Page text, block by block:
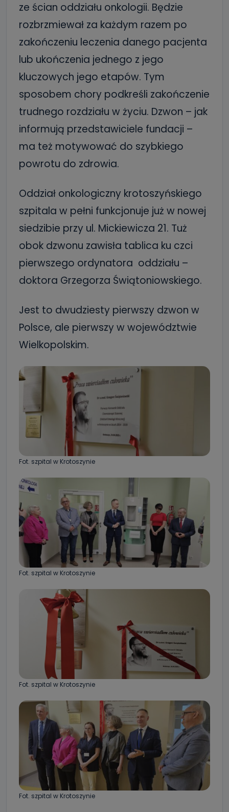
ze ścian oddziału onkologii. Będzie
rozbrzmiewał za każdym razem po
zakończeniu leczenia danego pacjenta
lub ukończenia jednego z jego
kluczowych jego etapów. Tym
sposobem chory podkreśli zakończenie
trudnego rozdziału w życiu. Dzwon – jak
informują przedstawiciele fundacji –
ma też motywować do szybkiego
powrotu do zdrowia.
Oddział onkologiczny krotoszyńskiego
szpitala w pełni funkcjonuje już w nowej
siedzibie przy ul. Mickiewicza 21. Tuż
obok dzwonu zawisła tablica ku czci
pierwszego ordynatora oddziału –
doktora Grzegorza Świątoniowskiego.
Jest to dwudziesty pierwszy dzwon w
Polsce, ale pierwszy w województwie
Wielkopolskim.
Fot. szpital w Krotoszynie
Fot. szpital w Krotoszynie
Fot. szpital w Krotoszynie
Fot. szpital w Krotoszynie